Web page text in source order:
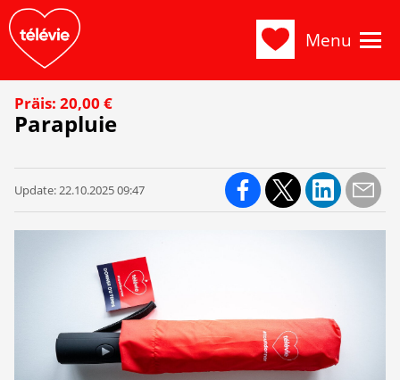
Menu
Präis: 20,00 €
Parapluie
Update:22.10.2025 09:47